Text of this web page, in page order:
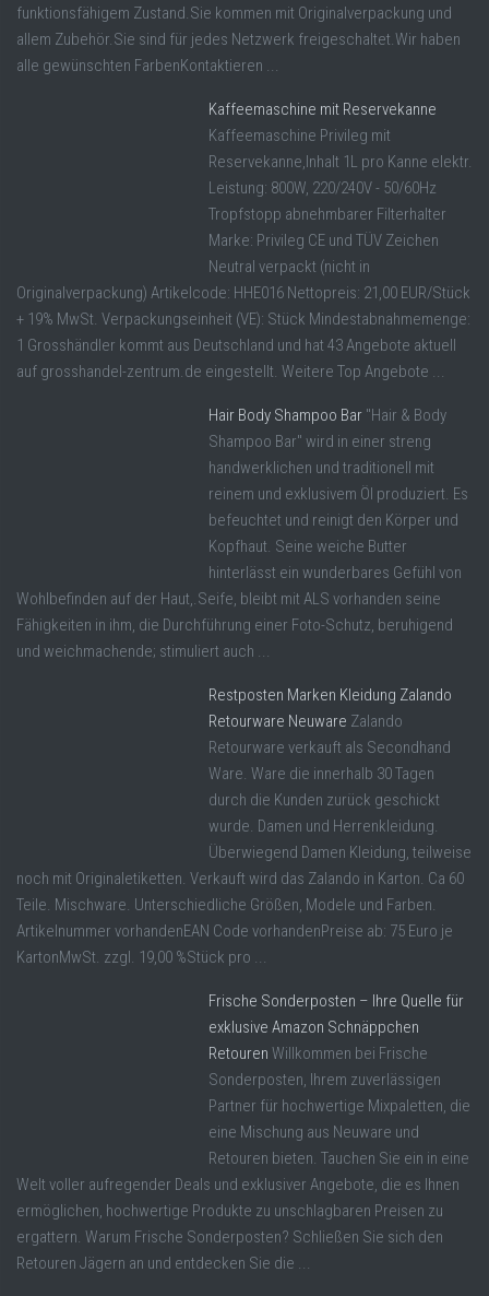
funktionsfähigem Zustand.Sie kommen mit Originalverpackung und
allem Zubehör.Sie sind für jedes Netzwerk freigeschaltet.Wir haben
alle gewünschten FarbenKontaktieren ...
Kaffeemaschine mit Reservekanne
Kaffeemaschine Privileg mit
Reservekanne,Inhalt 1L pro Kanne elektr.
Leistung: 800W, 220/240V - 50/60Hz
Tropfstopp abnehmbarer Filterhalter
Marke: Privileg CE und TÜV Zeichen
Neutral verpackt (nicht in
Originalverpackung) Artikelcode: HHE016 Nettopreis: 21,00 EUR/Stück
+ 19% MwSt. Verpackungseinheit (VE): Stück Mindestabnahmemenge:
1 Grosshändler kommt aus Deutschland und hat 43 Angebote aktuell
auf grosshandel-zentrum.de eingestellt. Weitere Top Angebote ...
Hair Body Shampoo Bar "Hair & Body
Shampoo Bar" wird in einer streng
handwerklichen und traditionell mit
reinem und exklusivem Öl produziert. Es
befeuchtet und reinigt den Körper und
Kopfhaut. Seine weiche Butter
hinterlässt ein wunderbares Gefühl von
Wohlbefinden auf der Haut,.Seife, bleibt mit ALS vorhanden seine
Fähigkeiten in ihm, die Durchführung einer Foto-Schutz, beruhigend
und weichmachende; stimuliert auch ...
Restposten Marken Kleidung Zalando
Retourware Neuware Zalando
Retourware verkauft als Secondhand
Ware. Ware die innerhalb 30 Tagen
durch die Kunden zurück geschickt
wurde. Damen und Herrenkleidung.
Überwiegend Damen Kleidung, teilweise
noch mit Originaletiketten. Verkauft wird das Zalando in Karton. Ca 60
Teile. Mischware. Unterschiedliche Größen, Modele und Farben.
Artikelnummer vorhandenEAN Code vorhandenPreise ab: 75 Euro je
KartonMwSt. zzgl. 19,00 %Stück pro ...
Frische Sonderposten – Ihre Quelle für
exklusive Amazon Schnäppchen
Retouren Willkommen bei Frische
Sonderposten, Ihrem zuverlässigen
Partner für hochwertige Mixpaletten, die
eine Mischung aus Neuware und
Retouren bieten. Tauchen Sie ein in eine
Welt voller aufregender Deals und exklusiver Angebote, die es Ihnen
ermöglichen, hochwertige Produkte zu unschlagbaren Preisen zu
ergattern. Warum Frische Sonderposten? Schließen Sie sich den
Retouren Jägern an und entdecken Sie die ...